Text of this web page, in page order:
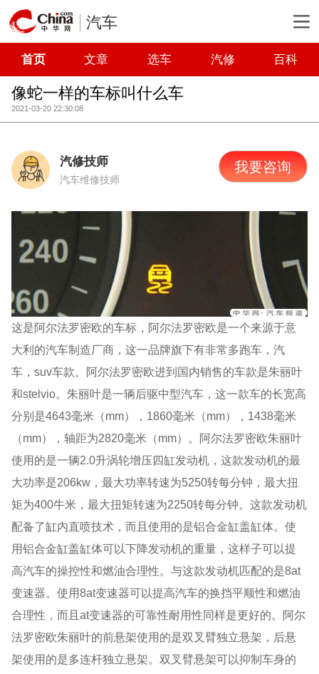
汽车
首页 文章 选车 汽修 百科
像蛇一样的车标叫什么车
2021-03-20 22:30:08
汽修技师
汽车维修技师
我要咨询
这是阿尔法罗密欧的车标，阿尔法罗密欧是一个来源于意
大利的汽车制造厂商，这一品牌旗下有非常多跑车，汽
车，suv车款。阿尔法罗密欧进到国内销售的车款是朱丽叶
和stelvio。朱丽叶是一辆后驱中型汽车，这一款车的长宽高
分别是4643毫米（mm），1860毫米（mm），1438毫米
（mm），轴距为2820毫米（mm）。阿尔法罗密欧朱丽叶
使用的是一辆2.0升涡轮增压四缸发动机，这款发动机的最
大功率是206kw，最大功率转速为5250转每分钟，最大扭
矩为400牛米，最大扭矩转速为2250转每分钟。这款发动机
配备了缸内直喷技术，而且使用的是铝合金缸盖缸体。使
用铝合金缸盖缸体可以下降发动机的重量，这样子可以提
高汽车的操控性和燃油合理性。与这款发动机匹配的是8at
变速器。使用8at变速器可以提高汽车的换挡平顺性和燃油
合理性，而且at变速器的可靠性耐用性同样是更好的。阿尔
法罗密欧朱丽叶的前悬架使用的是双叉臂独立悬架，后悬
架使用的是多连杆独立悬架。双叉臂悬架可以抑制车身的